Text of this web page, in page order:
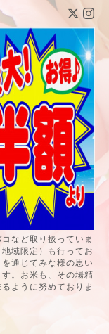
など取り扱っていま
域限定）も行ってお
通じてみな様の思い
。お米も、その場精
ように努めておりま